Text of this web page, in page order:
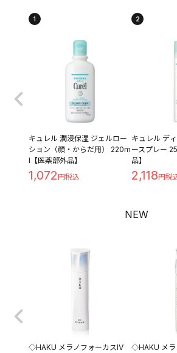
1
キュレル 潤浸保湿 ジェルロー
ション（顔・からだ用） 220m
l【医薬部外品】
1,072
2
キュレル デ
ースプレー
品】
2,118
NEW
◇HAKU メラノフォーカスIV
◇HAKU メラ